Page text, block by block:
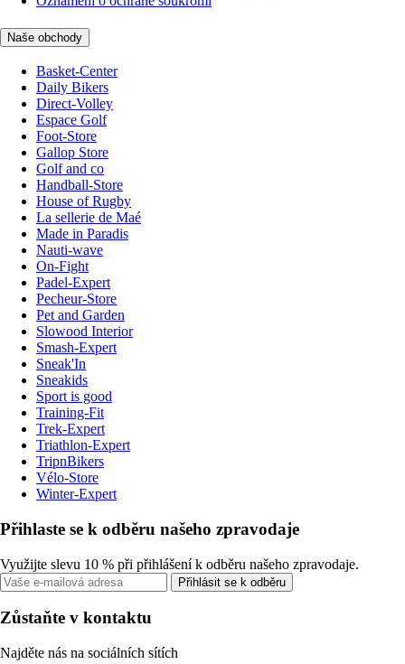
Naše obchody
Basket-Center
Daily Bikers
Direct-Volley
Espace Golf
Foot-Store
Gallop Store
Golf and co
Handball-Store
House of Rugby
La sellerie de Maé
Made in Paradis
Nauti-wave
On-Fight
Padel-Expert
Pecheur-Store
Pet and Garden
Slowood Interior
Smash-Expert
Sneak'In
Sneakids
Sport is good
Training-Fit
Trek-Expert
Triathlon-Expert
TripnBikers
Vélo-Store
Winter-Expert
Přihlaste se k odběru našeho zpravodaje
Využijte slevu 10 % při přihlášení k odběru našeho zpravodaje.
Přihlásit se k odběru
Zůstaňte v kontaktu
Najděte nás na sociálních sítích